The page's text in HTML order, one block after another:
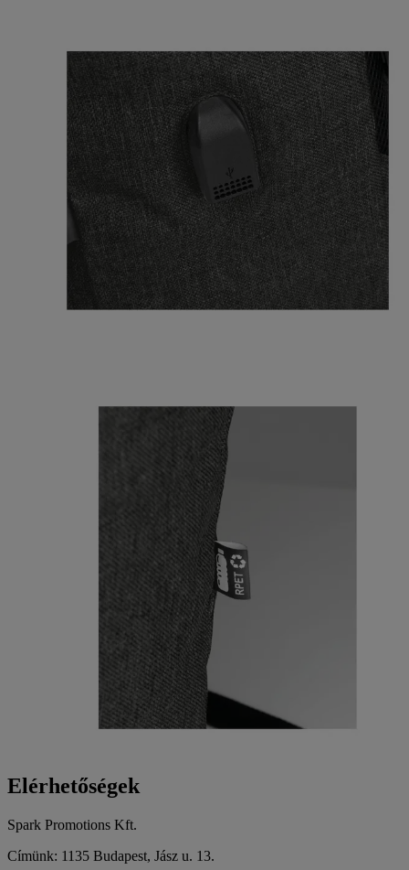
Elérhetőségek
Spark Promotions Kft.
Címünk: 1135 Budapest, Jász u. 13.